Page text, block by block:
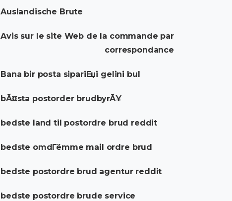
Auslandische Brute
Avis sur le site Web de la commande par
correspondance
Bana bir posta sipariЕџi gelini bul
bÃ¤sta postorder brudbyrÃ¥
bedste land til postordre brud reddit
bedste omdГёmme mail ordre brud
bedste postordre brud agentur reddit
bedste postordre brude service